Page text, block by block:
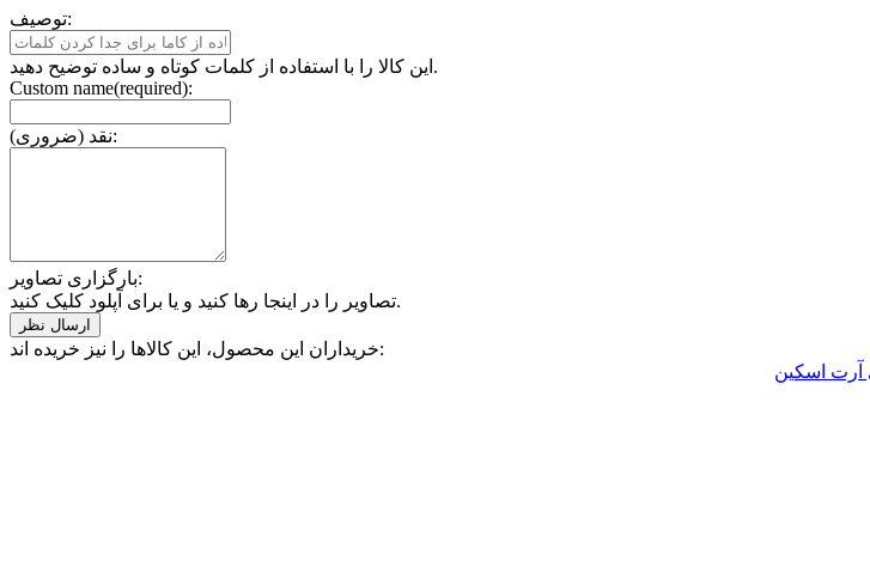
توصیف:
این کالا را با استفاده از کلمات کوتاه و ساده توضیح دهید.
Custom name(required):
نقد (ضروری):
بارگزاری تصاویر:
تصاویر را در اینجا رها کنید و یا برای آپلود کلیک کنید.
خریداران این محصول، این کالاها را نیز خریده اند: